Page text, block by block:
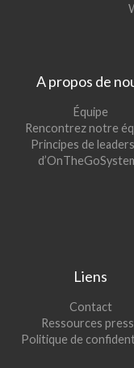
A propos de
Équipe
Rencontrez notre
Principes de
Liens
Contact
Ressources
Politique de